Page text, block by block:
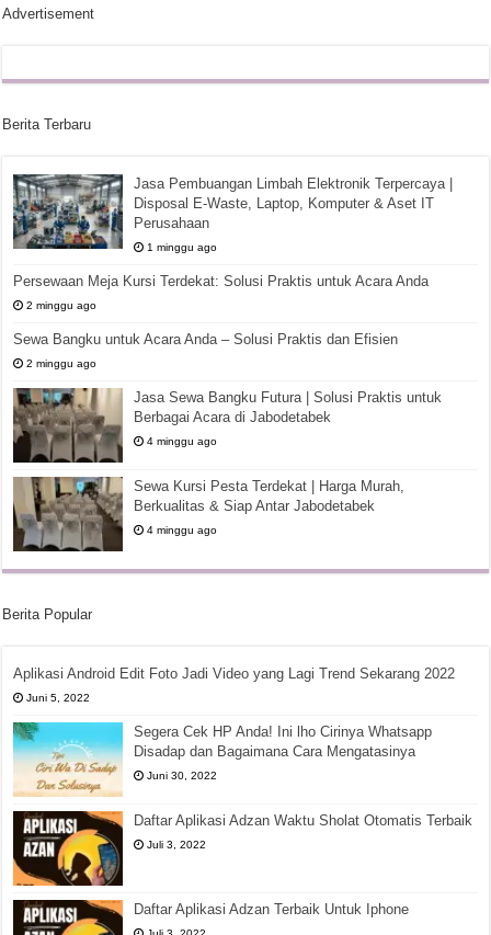
Advertisement
Berita Terbaru
Jasa Pembuangan Limbah Elektronik Terpercaya |
Disposal E-Waste, Laptop, Komputer & Aset IT
Perusahaan
1 minggu ago
Persewaan Meja Kursi Terdekat: Solusi Praktis untuk Acara Anda
2 minggu ago
Sewa Bangku untuk Acara Anda – Solusi Praktis dan Efisien
2 minggu ago
Jasa Sewa Bangku Futura | Solusi Praktis untuk
Berbagai Acara di Jabodetabek
4 minggu ago
Sewa Kursi Pesta Terdekat | Harga Murah,
Berkualitas & Siap Antar Jabodetabek
4 minggu ago
Berita Popular
Aplikasi Android Edit Foto Jadi Video yang Lagi Trend Sekarang 2022
Juni 5, 2022
Segera Cek HP Anda! Ini lho Cirinya Whatsapp
Disadap dan Bagaimana Cara Mengatasinya
Juni 30, 2022
Daftar Aplikasi Adzan Waktu Sholat Otomatis Terbaik
Juli 3, 2022
Daftar Aplikasi Adzan Terbaik Untuk Iphone